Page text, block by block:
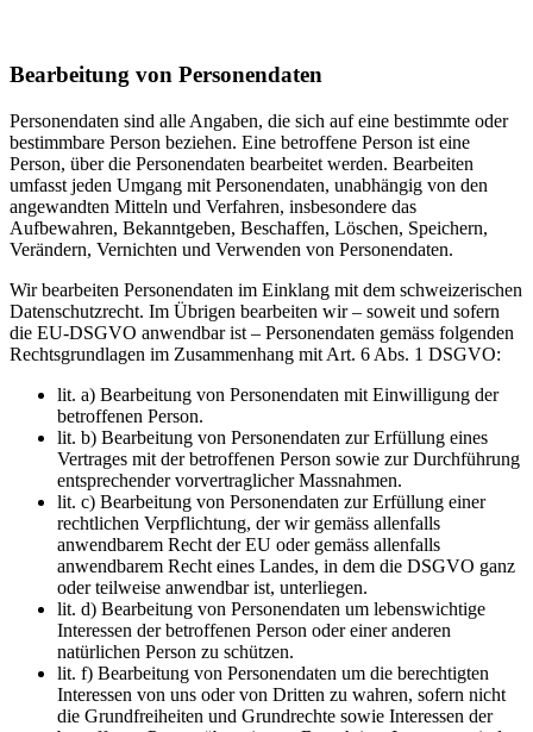
Bearbeitung von Personendaten
Personendaten sind alle Angaben, die sich auf eine bestimmte oder
bestimmbare Person beziehen. Eine betroffene Person ist eine
Person, über die Personendaten bearbeitet werden. Bearbeiten
umfasst jeden Umgang mit Personendaten, unabhängig von den
angewandten Mitteln und Verfahren, insbesondere das
Aufbewahren, Bekanntgeben, Beschaffen, Löschen, Speichern,
Verändern, Vernichten und Verwenden von Personendaten.
Wir bearbeiten Personendaten im Einklang mit dem schweizerischen
Datenschutzrecht. Im Übrigen bearbeiten wir – soweit und sofern
die EU-DSGVO anwendbar ist – Personendaten gemäss folgenden
Rechtsgrundlagen im Zusammenhang mit Art. 6 Abs. 1 DSGVO:
lit. a) Bearbeitung von Personendaten mit Einwilligung der
betroffenen Person.
lit. b) Bearbeitung von Personendaten zur Erfüllung eines
Vertrages mit der betroffenen Person sowie zur Durchführung
entsprechender vorvertraglicher Massnahmen.
lit. c) Bearbeitung von Personendaten zur Erfüllung einer
rechtlichen Verpflichtung, der wir gemäss allenfalls
anwendbarem Recht der EU oder gemäss allenfalls
anwendbarem Recht eines Landes, in dem die DSGVO ganz
oder teilweise anwendbar ist, unterliegen.
lit. d) Bearbeitung von Personendaten um lebenswichtige
Interessen der betroffenen Person oder einer anderen
natürlichen Person zu schützen.
lit. f) Bearbeitung von Personendaten um die berechtigten
Interessen von uns oder von Dritten zu wahren, sofern nicht
die Grundfreiheiten und Grundrechte sowie Interessen der